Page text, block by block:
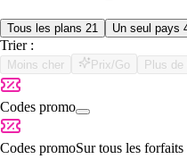
Tous les plans 21 Un seul pays
Trier :
Moins cher Prix/Go Plus de
Codes promo
Codes promoSur tous les